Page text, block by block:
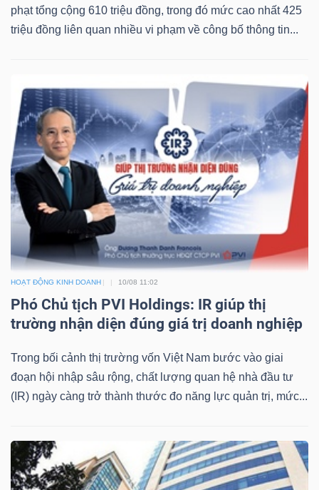
phạt tổng cộng 610 triệu đồng, trong đó mức cao nhất 425
triệu đồng liên quan nhiều vi phạm về công bố thông tin...
HOẠT ĐỘNG KINH DOANH 10/08 11:02
Phó Chủ tịch PVI Holdings: IR giúp thị
trường nhận diện đúng giá trị doanh nghiệp
Trong bối cảnh thị trường vốn Việt Nam bước vào giai
đoạn hội nhập sâu rộng, chất lượng quan hệ nhà đầu tư
(IR) ngày càng trở thành thước đo năng lực quản trị, mức...
YẾU
TIÊU
DÙNG
THIẾT
YẾU
SÓC
SỨC
KHỎE